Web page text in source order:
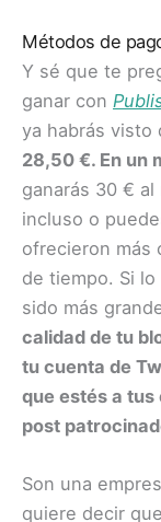
Métodos de
Y sé que te
ganar con
ya habrás visto
28,50 €. En un
ganarás 30 € al
incluso o
ofrecieron más
de tiempo. Si
sido más
calidad de tu
tu cuenta de
que estés a tus
post
Son una
quiere decir